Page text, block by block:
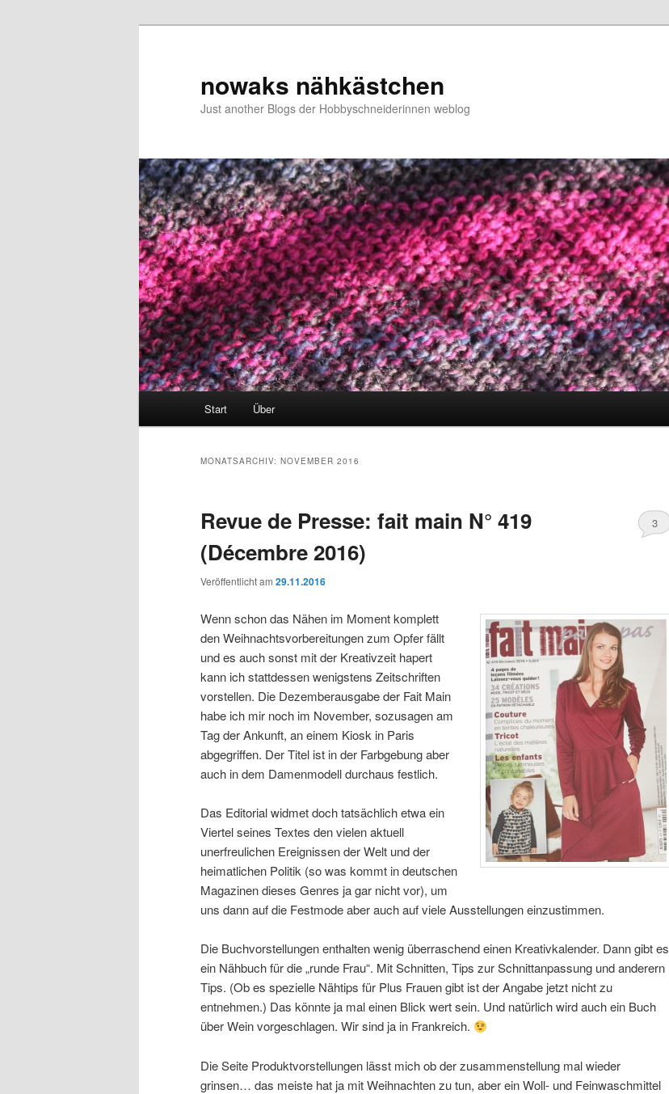
nowaks nähkästchen
Just another Blogs der Hobbyschneiderinnen weblog
Start Über
MONATSARCHIV: NOVEMBER 2016
Revue de Presse: fait main N° 419
(Décembre 2016)
Veröffentlicht am 29.11.2016
3
Wenn schon das Nähen im Moment komplett
den Weihnachtsvorbereitungen zum Opfer fällt
und es auch sonst mit der Kreativzeit hapert
kann ich stattdessen wenigstens Zeitschriften
vorstellen. Die Dezemberausgabe der Fait Main
habe ich mir noch im November, sozusagen am
Tag der Ankunft, an einem Kiosk in Paris
abgegriffen. Der Titel ist in der Farbgebung aber
auch in dem Damenmodell durchaus festlich.
Das Editorial widmet doch tatsächlich etwa ein
Viertel seines Textes den vielen aktuell
unerfreulichen Ereignissen der Welt und der
heimatlichen Politik (so was kommt in deutschen
Magazinen dieses Genres ja gar nicht vor), um
uns dann auf die Festmode aber auch auf viele Ausstellungen einzustimmen.
Die Buchvorstellungen enthalten wenig überraschend einen Kreativkalender. Dann gibt es
ein Nähbuch für die „runde Frau“. Mit Schnitten, Tips zur Schnittanpassung und anderern
Tips. (Ob es spezielle Nähtips für Plus Frauen gibt ist der Angabe jetzt nicht zu
entnehmen.) Das könnte ja mal einen Blick wert sein. Und natürlich wird auch ein Buch
über Wein vorgeschlagen. Wir sind ja in Frankreich.
Die Seite Produktvorstellungen lässt mich ob der zusammenstellung mal wieder
grinsen… das meiste hat ja mit Weihnachten zu tun, aber ein Woll- und Feinwaschmittel